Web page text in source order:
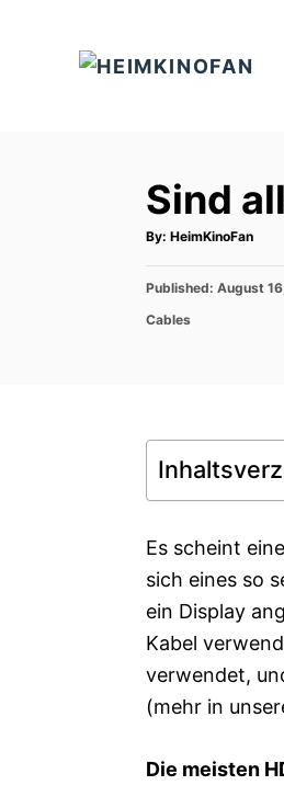
Sind
By: A
t
o
HeimKinoFan
P
s
Published: August
C
r
s
Cables
Es scheint
sich eines so
ein Display
Kabel
verwendet,
(mehr in
Die meisten